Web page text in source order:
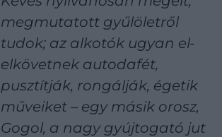
megmutatott gyűlöletről
tudok; az alkotók ugyan el-
elkövetnek autodafét,
pusztítják, rongálják, égetik
műveiket – egy másik orosz,
Gogol, a nagy gyújtogató jut